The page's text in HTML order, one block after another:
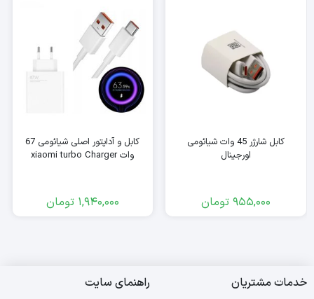
کابل شارژر 45 وات شیائومی
اورجینال
955,000 تومان
کابل و آداپتور اصلی شیائومی 67
وات xiaomi turbo Charger
1,940,000 تومان
خدمات مشتریان راهنمای سایت